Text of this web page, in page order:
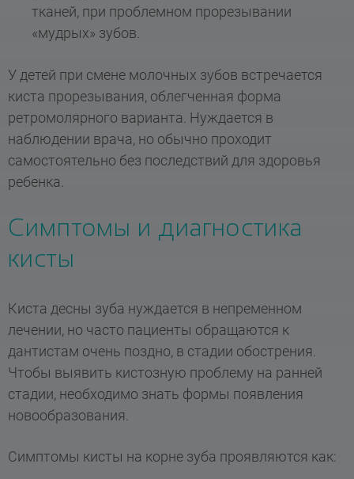
тканей, при проблемном прорезывании
«мудрых» зубов.
У детей при смене молочных зубов встречается
киста прорезывания, облегченная форма
ретромолярного варианта. Нуждается в
наблюдении врача, но обычно проходит
самостоятельно без последствий для здоровья
ребенка.
Симптомы и диагностика
кисты
Киста десны зуба нуждается в непременном
лечении, но часто пациенты обращаются к
дантистам очень поздно, в стадии обострения.
Чтобы выявить кистозную проблему на ранней
стадии, необходимо знать формы появления
новообразования.
Симптомы кисты на корне зуба проявляются как: